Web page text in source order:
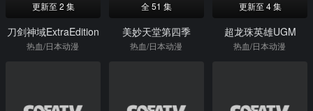
更新至 2 集
刀剑神域ExtraEdition
热血/日本动漫
全 51 集
美妙天堂第四季
热血/日本动漫
更新至 4 集
超龙珠英雄UGM
热血/日本动漫